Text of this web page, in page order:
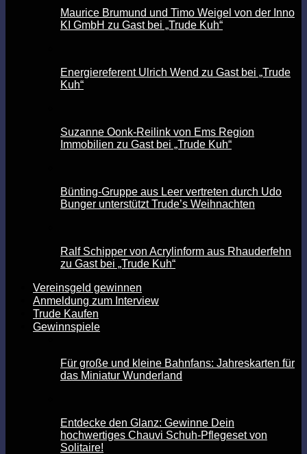
Maurice Brumund und Timo Weigel von der Inno
KI GmbH zu Gast bei „Trude Kuh“
Energiereferent Ulrich Wend zu Gast bei „Trude
Kuh“
Suzanne Oonk-Reilink von Ems Region
Immobilien zu Gast bei „Trude Kuh“
Bünting-Gruppe aus Leer vertreten durch Udo
Bunger unterstützt Trude’s Weihnachten
Ralf Schipper von Acrylinform aus Rhauderfehn
zu Gast bei „Trude Kuh“
Vereinsgeld gewinnen
Anmeldung zum Interview
Trude Kaufen
Gewinnspiele
Für große und kleine Bahnfans: Jahreskarten für
das Miniatur Wunderland
Entdecke den Glanz: Gewinne Dein
hochwertiges Chauvi Schuh-Pflegeset von
Solitaire!